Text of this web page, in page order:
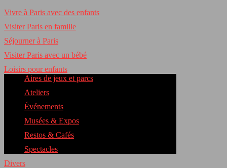
Vivre à Paris avec des enfants
Visiter Paris en famille
Séjourner à Paris
Visiter Paris avec un bébé
Loisirs pour enfants
Aires de jeux et parcs
Ateliers
Événements
Musées & Expos
Restos & Cafés
Spectacles
Divers